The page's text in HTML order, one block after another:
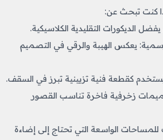
كنت تبحث عن:
الديكورات التقليدية الكلاسيكية.
يعكس الهيبة والرقي في التصميم
يُستخدم كقطعة فنية تزيينية تبرز في السقف.
زخرفية فاخرة تناسب القصور
الواسعة التي تحتاج إلى إضاءة